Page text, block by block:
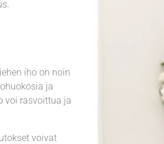
iho on noin
ja
voi rasvoittua ja
voivat